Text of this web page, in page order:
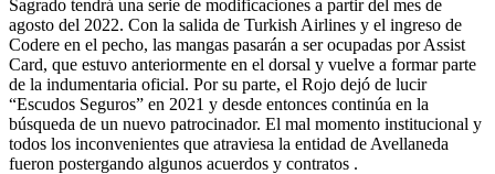
Sagrado tendrá una serie de modificaciones a partir del mes de
agosto del 2022. Con la salida de Turkish Airlines y el ingreso de
Codere en el pecho, las mangas pasarán a ser ocupadas por Assist
Card, que estuvo anteriormente en el dorsal y vuelve a formar parte
de la indumentaria oficial. Por su parte, el Rojo dejó de lucir
“Escudos Seguros” en 2021 y desde entonces continúa en la
búsqueda de un nuevo patrocinador. El mal momento institucional y
todos los inconvenientes que atraviesa la entidad de Avellaneda
fueron postergando algunos acuerdos y contratos .